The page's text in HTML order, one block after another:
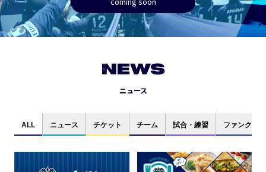
NEWS
ニュース
ALL ニュース チケット チーム 試合・練習 ファンクラブ